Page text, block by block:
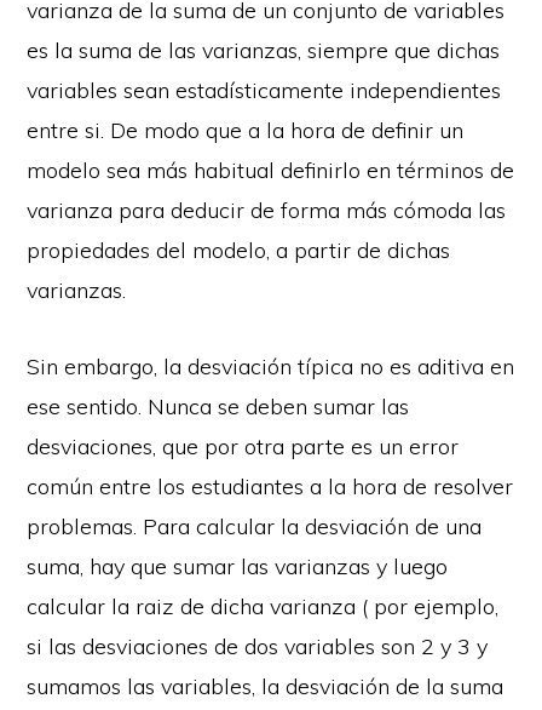
varianza de la suma de un conjunto de variables
es la suma de las varianzas, siempre que dichas
variables sean estadísticamente independientes
entre si. De modo que a la hora de definir un
modelo sea más habitual definirlo en términos de
varianza para deducir de forma más cómoda las
propiedades del modelo, a partir de dichas
varianzas.
Sin embargo, la desviación típica no es aditiva en
ese sentido. Nunca se deben sumar las
desviaciones, que por otra parte es un error
común entre los estudiantes a la hora de resolver
problemas. Para calcular la desviación de una
suma, hay que sumar las varianzas y luego
calcular la raiz de dicha varianza ( por ejemplo,
si las desviaciones de dos variables son 2 y 3 y
sumamos las variables, la desviación de la suma